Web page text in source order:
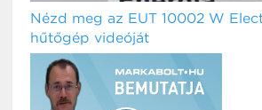
Nézd meg az EUT 10002 W
hűtőgép videóját